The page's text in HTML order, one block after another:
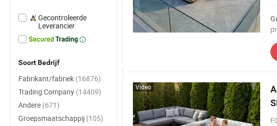
Video
Gecontroleerde
Leverancier
Soort Bedrijf
Fabrikant/fabriek (16876)
Trading Company (14409)
Andere (671)
Groepsmaatschappij (105)